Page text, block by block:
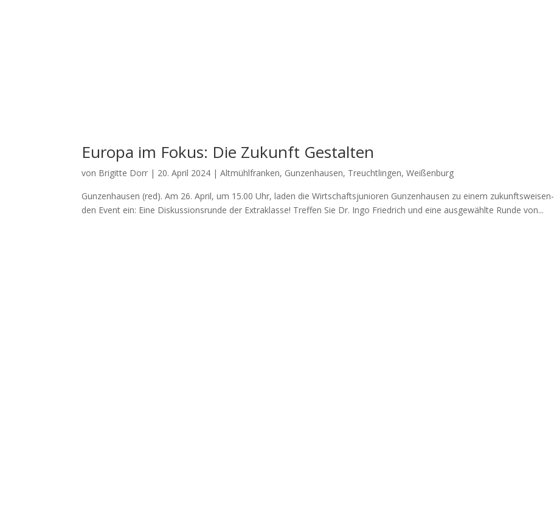
Europa im Fokus: Die Zukunft Gestalten
von Brigitte Dorr | 20. April 2024 |Altmühlfranken, Gunzenhausen, Treuchtlingen,Weißenburg
Gun­zen­hau­sen (red). Am 26. April, um 15.00 Uhr, laden die Wirt­schafts­ju­nio­ren Gun­zen­hau­sen zu einem zukunfts­wei­sen­
den Event ein: Eine Dis­kus­si­ons­run­de der Extra­klas­se! Tref­fen Sie Dr. Ingo Fried­rich und eine aus­ge­wähl­te Run­de von...